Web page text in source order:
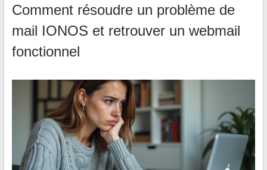
Comment résoudre un problème de
mail IONOS et retrouver un webmail
fonctionnel